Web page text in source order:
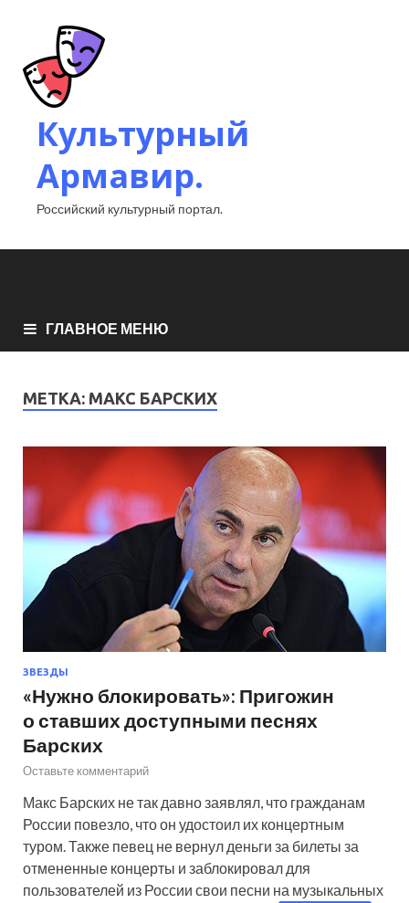
Культурный
Армавир.
Российский культурный портал.
ГЛАВНОЕ МЕНЮ
МЕТКА: МАКС БАРСКИХ
ЗВЕЗДЫ
«Нужно блокировать»: Пригожин
о ставших доступными песнях
Барских
Оставьте комментарий
Макс Барских не так давно заявлял, что гражданам
России повезло, что он удостоил их концертным
туром. Также певец не вернул деньги за билеты за
отмененные концерты и заблокировал для
пользователей из России свои песни на музыкальных